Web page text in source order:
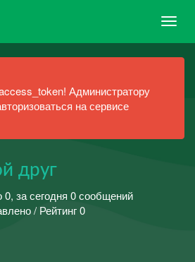
Администратору
на сервисе
друг
0, за сегодня 0 сообщений
/ Рейтинг 0